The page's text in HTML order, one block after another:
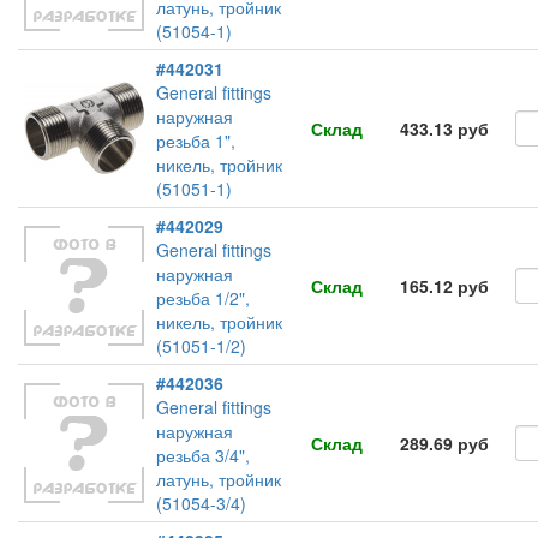
латунь, тройник
(51054-1)
#442031
General fittings
наружная
резьба 1",
никель, тройник
(51051-1)
Склад 433.13 руб
#442029
General fittings
наружная
резьба 1/2",
никель, тройник
(51051-1/2)
Склад 165.12 руб
#442036
General fittings
наружная
резьба 3/4",
латунь, тройник
(51054-3/4)
Склад 289.69 руб